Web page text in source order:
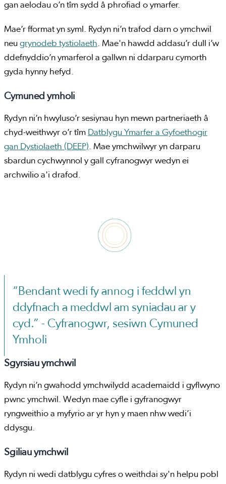
gan aelodau o’n tîm sydd â phrofiad o ymarfer.
Mae’r fformat yn syml. Rydyn ni’n trafod darn o ymchwil
neu grynodeb tystiolaeth. Mae'n hawdd addasu’r dull i’w
ddefnyddio’n ymarferol a gallwn ni ddarparu cymorth
gyda hynny hefyd.
Cymuned ymholi
Rydyn ni’n hwyluso’r sesiynau hyn mewn partneriaeth â
chyd-weithwyr o’r tîm Datblygu Ymarfer a Gyfoethogir
gan Dystiolaeth (DEEP). Mae ymchwilwyr yn darparu
sbardun cychwynnol y gall cyfranogwyr wedyn ei
archwilio a'i drafod.
“Bendant wedi fy annog i feddwl yn
ddyfnach a meddwl am syniadau ar y
cyd.” - Cyfranogwr, sesiwn Cymuned
Ymholi
Sgyrsiau ymchwil
Rydyn ni’n gwahodd ymchwilydd academaidd i gyflwyno
pwnc ymchwil. Wedyn mae cyfle i gyfranogwyr
ryngweithio a myfyrio ar yr hyn y maen nhw wedi’i
ddysgu.
Sgiliau ymchwil
Rydyn ni wedi datblygu cyfres o weithdai sy'n helpu pobl